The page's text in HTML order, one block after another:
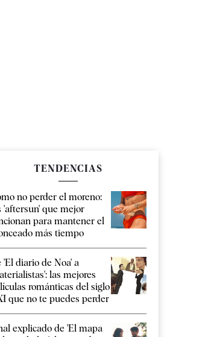
TENDENCIAS
no perder el moreno:
'aftersun' que mejor
para mantener el
más tiempo
'El diario de Noa' a
las mejores
románticas del siglo
que no te puedes perder
explicado de 'El mapa